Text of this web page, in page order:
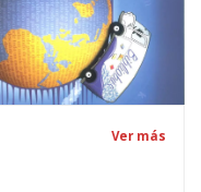
Ver más